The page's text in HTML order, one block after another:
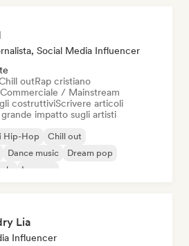
Social Media Influencer
outRap cristiano
Commerciale / Mainstream
costruttiviScrivere articoli
impatto sugli artisti
Hip-Hop
Chill out
Dance music
Dream pop
Iperpop
Lia
Influencer